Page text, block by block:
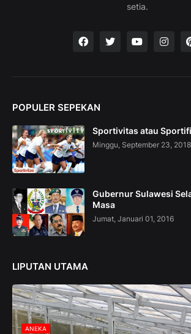
e
c
t
i
n
—
U
p
t
0
%
O
f
f
setia.
POPULER SEPEKAN
Sportivitas atau
Minggu, September 23, 2018
Gubernur Sulawesi
Masa
Jumat, Januari 01, 2016
LIPUTAN UTAMA
ANEKA